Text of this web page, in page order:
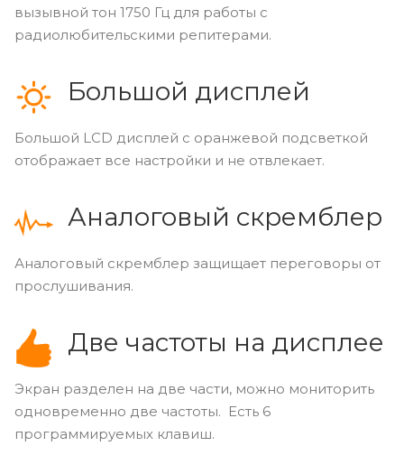
вызывной тон 1750 Гц для работы с
радиолюбительскими репитерами.
Большой дисплей
Большой LCD дисплей с оранжевой подсветкой
отображает все настройки и не отвлекает.
Аналоговый скремблер
Аналоговый скремблер защищает переговоры от
прослушивания.
Две частоты на дисплее
Экран разделен на две части, можно мониторить
одновременно две частоты. Есть 6
программируемых клавиш.